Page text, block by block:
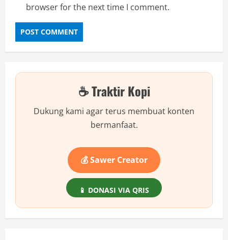
browser for the next time I comment.
☕ Traktir Kopi
Dukung kami agar terus membuat konten
bermanfaat.
💰 Sawer Creator
📱 DONASI VIA QRIS